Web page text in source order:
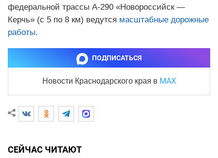
федеральной трассы А-290 «Новороссийск —
Керчь» (с 5 по 8 км) ведутся масштабные дорожные
работы.
ПОДПИСАТЬСЯ
Новости Краснодарского края в MAX
СЕЙЧАС ЧИТАЮТ